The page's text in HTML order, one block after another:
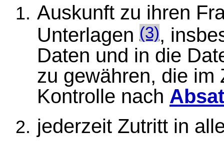
Auskunft zu ihren
Unterlagen (3),
Daten und in die
zu gewähren, die im
Kontrolle nach
jederzeit Zutritt in